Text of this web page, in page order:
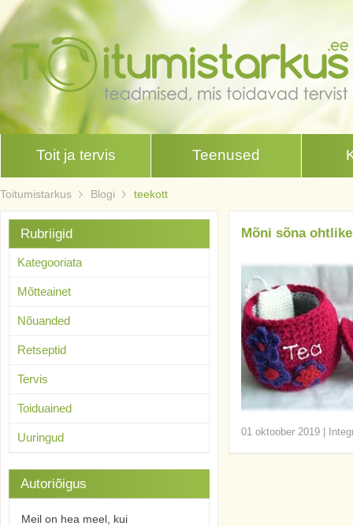
Toit ja tervis Teenused
Toitumistarkus Blogi teekott
Mõni sõna
01 oktoober 2019
Rubriigid
Kategooriata
Mõtteainet
Nõuanded
Retseptid
Tervis
Toiduained
Uuringud
Autoriõigus
Meil on hea meel, kui